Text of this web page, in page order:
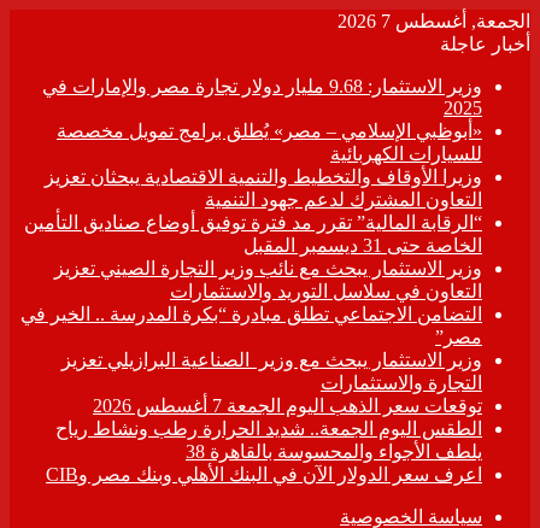
الجمعة, أغسطس 7 2026
أخبار عاجلة
وزير الاستثمار: 9.68 مليار دولار تجارة مصر والإمارات في
2025
«أبوظبي الإسلامي – مصر» يُطلق برامج تمويل مخصصة
للسيارات الكهربائية
وزيرا الأوقاف والتخطيط والتنمية الاقتصادية يبحثان تعزيز
التعاون المشترك لدعم جهود التنمية
“الرقابة المالية” تقرر مد فترة توفيق أوضاع صناديق التأمين
الخاصة حتى 31 ديسمبر المقبل
وزير الاستثمار يبحث مع نائب وزير التجارة الصيني تعزيز
التعاون في سلاسل التوريد والاستثمارات
التضامن الاجتماعي تطلق مبادرة “بكرة المدرسة .. الخير في
مصر”
وزير الاستثمار يبحث مع وزير الصناعية البرازيلي تعزيز
التجارة والاستثمارات
توقعات سعر الذهب اليوم الجمعة 7 أغسطس 2026
الطقس اليوم الجمعة.. شديد الحرارة رطب ونشاط رياح
يلطف الأجواء والمحسوسة بالقاهرة 38
اعرف سعر الدولار الآن في البنك الأهلي وبنك مصر وCIB
سياسة الخصوصية